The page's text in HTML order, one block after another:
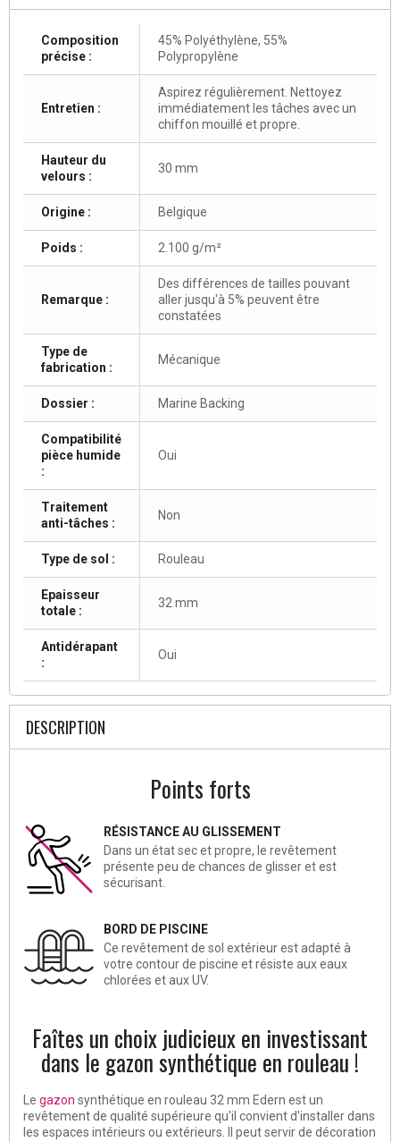
Composition
précise :
45% Polyéthylène, 55%
Polypropylène
Entretien :
Aspirez régulièrement. Nettoyez
immédiatement les tâches avec un
chiffon mouillé et propre.
Hauteur du
velours :
30 mm
Origine : Belgique
Poids : 2.100 g/m²
Remarque :
Des différences de tailles pouvant
aller jusqu'à 5% peuvent être
constatées
Type de
fabrication :
Mécanique
Dossier : Marine Backing
Compatibilité
pièce humide
:
Oui
Traitement
anti-tâches :
Non
Type de sol : Rouleau
Epaisseur
totale :
32 mm
Antidérapant
:
Oui
DESCRIPTION
Points forts
RÉSISTANCE AU GLISSEMENT
Dans un état sec et propre, le revêtement
présente peu de chances de glisser et est
sécurisant.
BORD DE PISCINE
Ce revêtement de sol extérieur est adapté à
votre contour de piscine et résiste aux eaux
chlorées et aux UV.
Faîtes un choix judicieux en investissant
dans le gazon synthétique en rouleau !
Le gazon synthétique en rouleau 32 mm Edern est un
revêtement de qualité supérieure qu'il convient d'installer dans
les espaces intérieurs ou extérieurs. Il peut servir de décoration